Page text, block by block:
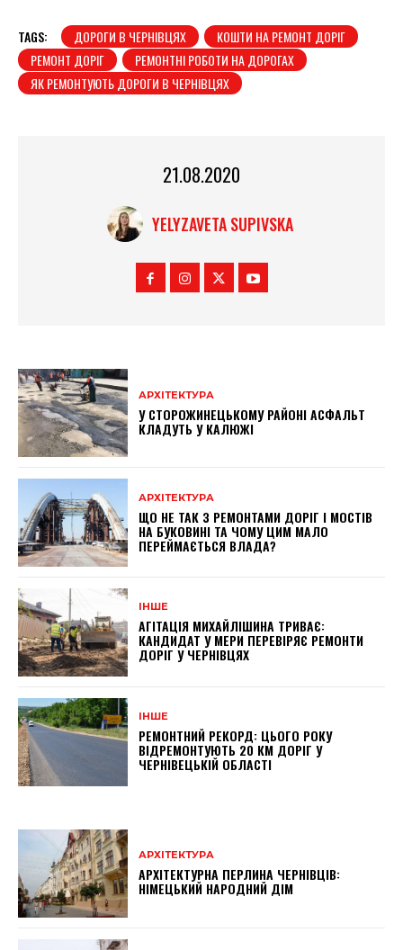
TAGS: ДОРОГИ В ЧЕРНІВЦЯХ
КОШТИ НА РЕМОНТ ДОРІГ
РЕМОНТ ДОРІГ
РЕМОНТНІ РОБОТИ НА ДОРОГАХ
ЯК РЕМОНТУЮТЬ ДОРОГИ В ЧЕРНІВЦЯХ
21.08.2020
YELYZAVETA SUPIVSKA
АРХІТЕКТУРА
У СТОРОЖИНЕЦЬКОМУ РАЙОНІ АСФАЛЬТ
КЛАДУТЬ У КАЛЮЖІ
АРХІТЕКТУРА
ЩО НЕ ТАК З РЕМОНТАМИ ДОРІГ І МОСТІВ
НА БУКОВИНІ ТА ЧОМУ ЦИМ МАЛО
ПЕРЕЙМАЄТЬСЯ ВЛАДА?
ІНШЕ
АГІТАЦІЯ МИХАЙЛІШИНА ТРИВАЄ:
КАНДИДАТ У МЕРИ ПЕРЕВІРЯЄ РЕМОНТИ
ДОРІГ У ЧЕРНІВЦЯХ
ІНШЕ
РЕМОНТНИЙ РЕКОРД: ЦЬОГО РОКУ
ВІДРЕМОНТУЮТЬ 20 КМ ДОРІГ У
ЧЕРНІВЕЦЬКІЙ ОБЛАСТІ
АРХІТЕКТУРА
АРХІТЕКТУРНА ПЕРЛИНА ЧЕРНІВЦІВ:
НІМЕЦЬКИЙ НАРОДНИЙ ДІМ